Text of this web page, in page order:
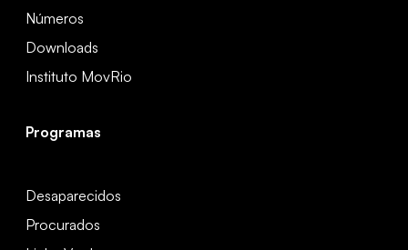
Números
Downloads
Instituto MovRio
Programas
Desaparecidos
Procurados